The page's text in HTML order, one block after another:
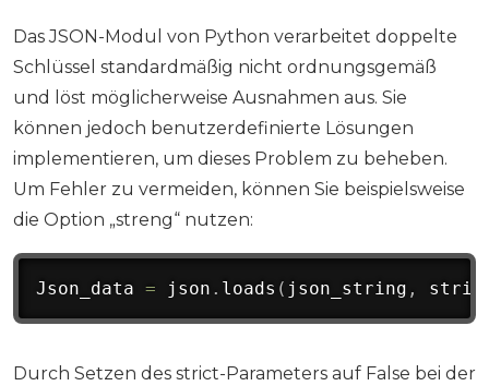
Das JSON-Modul von Python verarbeitet doppelte
Schlüssel standardmäßig nicht ordnungsgemäß
und löst möglicherweise Ausnahmen aus. Sie
können jedoch benutzerdefinierte Lösungen
implementieren, um dieses Problem zu beheben.
Um Fehler zu vermeiden, können Sie beispielsweise
die Option „streng“ nutzen:
Json_data = json . loads ( json_string ,
Durch Setzen des strict-Parameters auf False bei der